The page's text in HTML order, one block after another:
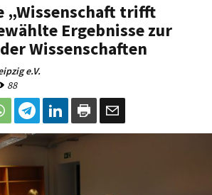
„Wissenschaft trifft
Ergebnisse zur
Wissenschaften
e.V.
88